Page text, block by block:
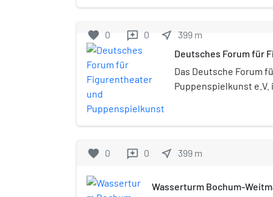
wurden, und hatte eine Gesamtfläche von
dem Weitmarer Schlosspark mindestens
und 18 andere immergrüne Gehölze auf,
sommergrünen Gehölze wie etwa
andere.
favorite 0 reviews 0 near_me 399 m
Deutsches Forum für
Das Deutsche Forum
Puppenspielkunst e.V.
wurde 1992 als
initiierten und 1991
favorite 0 reviews 0 near_me 399 m
Wasserturm Bochum-